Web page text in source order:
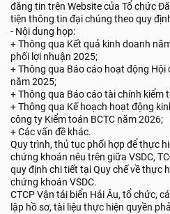
đăng tin trên Website của Tổ chức
tiện thông tin đại chúng theo quy
- Nội dung họp:
+ Thông qua Kết quả kinh doanh
phối lợi nhuận 2025;
+ Thông qua Báo cáo hoạt động
năm 2025;
+ Thông qua Báo cáo tài chính kiểm
+ Thông qua Kế hoạch hoạt động
công ty Kiểm toán BCTC năm 2026;
+ Các vấn đề khác.
Quy trình, thủ tục phối hợp để thực
chứng khoán nêu trên giữa VSDC,
quy định chi tiết tại Quy chế về thực
chứng khoán VSDC.
CTCP Vận tải biển Hải Âu, tổ chức,
lập hồ sơ, tài liệu thực hiện quyền